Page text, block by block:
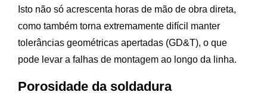
Isto não só acrescenta horas de mão de obra direta,
como também torna extremamente difícil manter
tolerâncias geométricas apertadas (GD&T), o que
pode levar a falhas de montagem ao longo da linha.
Porosidade da soldadura